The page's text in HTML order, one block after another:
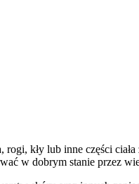
kły lub inne części
w dobrym stanie przez